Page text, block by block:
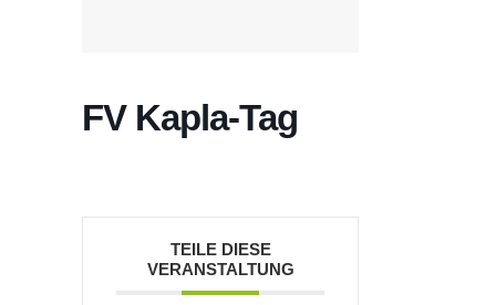
FV Kapla-Tag
TEILE DIESE
VERANSTALTUNG